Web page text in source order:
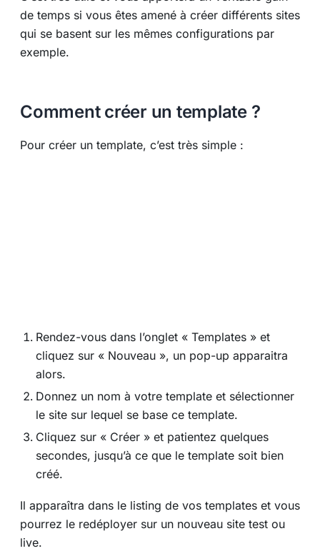
de temps si vous êtes amené à créer différents sites
qui se basent sur les mêmes configurations par
exemple.
Comment créer un template ?
Pour créer un template, c’est très simple :
Rendez-vous dans l’onglet « Templates » et
cliquez sur « Nouveau », un pop-up apparaitra
alors.
Donnez un nom à votre template et sélectionner
le site sur lequel se base ce template.
Cliquez sur « Créer » et patientez quelques
secondes, jusqu’à ce que le template soit bien
créé.
Il apparaîtra dans le listing de vos templates et vous
pourrez le redéployer sur un nouveau site test ou
live.